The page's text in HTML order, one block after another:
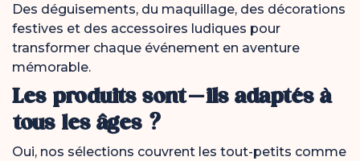
Des déguisements, du maquillage, des décorations
festives et des accessoires ludiques pour
transformer chaque événement en aventure
mémorable.
Les produits sont-ils adaptés à
tous les âges ?
Oui, nos sélections couvrent les tout-petits comme